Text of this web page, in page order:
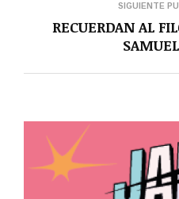
SIGUIENTE
RECUERDAN AL